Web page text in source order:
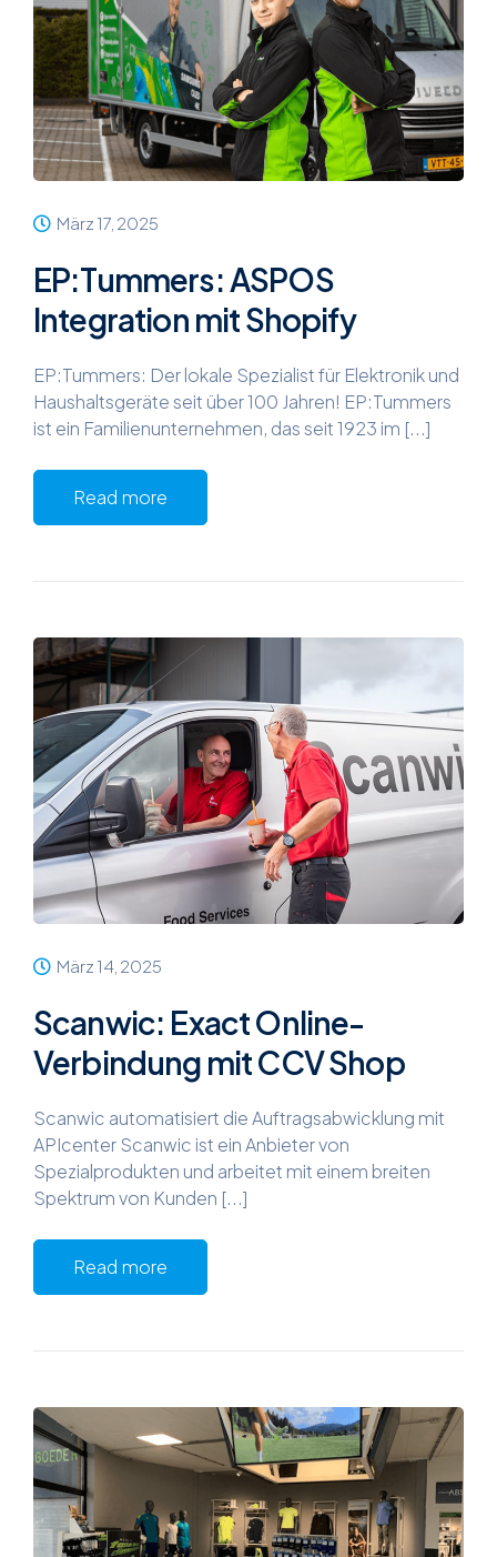
März 17, 2025
EP:Tummers: ASPOS
Integration mit Shopify
EP:Tummers: Der lokale Spezialist für Elektronik und
Haushaltsgeräte seit über 100 Jahren! EP:Tummers
ist ein Familienunternehmen, das seit 1923 im [...]
Read more
März 14, 2025
Scanwic: Exact Online-
Verbindung mit CCV Shop
Scanwic automatisiert die Auftragsabwicklung mit
APIcenter Scanwic ist ein Anbieter von
Spezialprodukten und arbeitet mit einem breiten
Spektrum von Kunden [...]
Read more